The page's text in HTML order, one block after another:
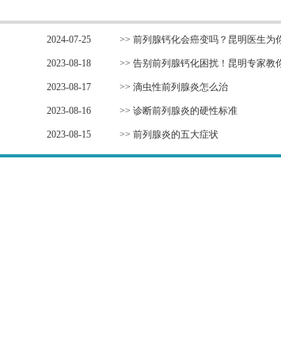
2024-07-25
2023-08-18
2023-08-17
2023-08-16
2023-08-15
>> 前列腺钙化会癌变吗？昆明医生为
>> 告别前列腺钙化困扰！昆明专家教
新方法
>> 滴虫性前列腺炎怎么治
>> 诊断前列腺炎的硬性标准
>> 前列腺炎的五大症状